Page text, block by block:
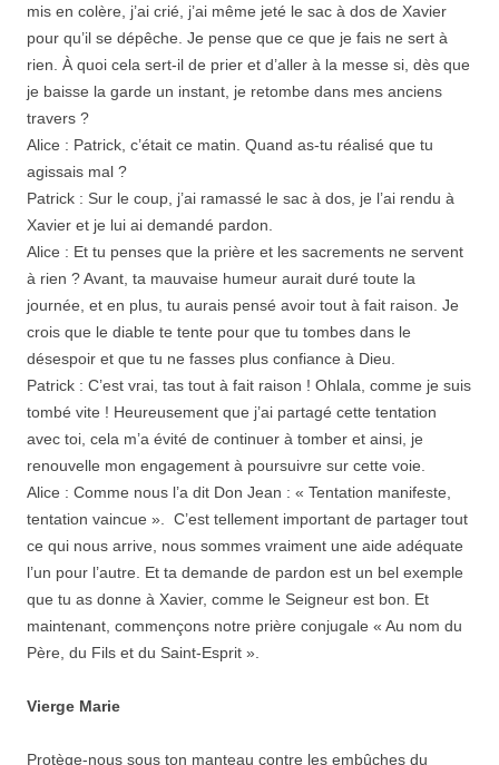
mis en colère, j’ai crié, j’ai même jeté le sac à dos de Xavier
pour qu’il se dépêche. Je pense que ce que je fais ne sert à
rien. À quoi cela sert-il de prier et d’aller à la messe si, dès que
je baisse la garde un instant, je retombe dans mes anciens
travers ?
Alice : Patrick, c’était ce matin. Quand as-tu réalisé que tu
agissais mal ?
Patrick : Sur le coup, j’ai ramassé le sac à dos, je l’ai rendu à
Xavier et je lui ai demandé pardon.
Alice : Et tu penses que la prière et les sacrements ne servent
à rien ? Avant, ta mauvaise humeur aurait duré toute la
journée, et en plus, tu aurais pensé avoir tout à fait raison. Je
crois que le diable te tente pour que tu tombes dans le
désespoir et que tu ne fasses plus confiance à Dieu.
Patrick : C’est vrai, tas tout à fait raison ! Ohlala, comme je suis
tombé vite ! Heureusement que j’ai partagé cette tentation
avec toi, cela m’a évité de continuer à tomber et ainsi, je
renouvelle mon engagement à poursuivre sur cette voie.
Alice : Comme nous l’a dit Don Jean : « Tentation manifeste,
tentation vaincue ». C’est tellement important de partager tout
ce qui nous arrive, nous sommes vraiment une aide adéquate
l’un pour l’autre. Et ta demande de pardon est un bel exemple
que tu as donne à Xavier, comme le Seigneur est bon. Et
maintenant, commençons notre prière conjugale « Au nom du
Père, du Fils et du Saint-Esprit ».
Vierge Marie
Protège-nous sous ton manteau contre les embûches du